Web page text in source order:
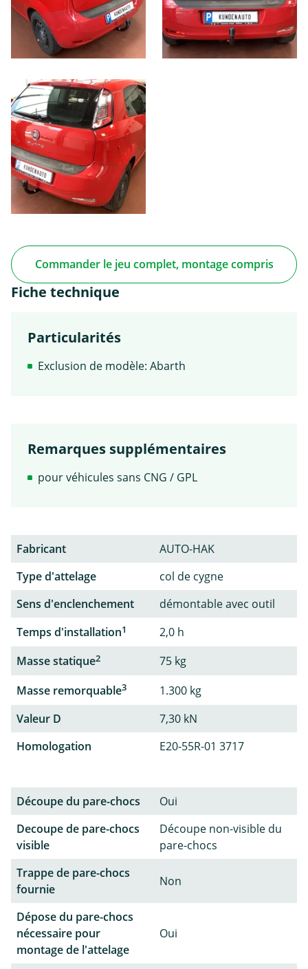
Commander le jeu complet, montage compris
Fiche technique
Particularités
Exclusion de modèle: Abarth
Remarques supplémentaires
pour véhicules sans CNG / GPL
Fabricant
AUTO-HAK
Type d'attelage
col de cygne
Sens d'enclenchement
démontable avec outil
Temps d'installation1
2,0 h
Masse statique2
75 kg
Masse remorquable3
1.300 kg
Valeur D
7,30 kN
Homologation
E20-55R-01 3717
Découpe du pare-chocs
Oui
Decoupe de pare-chocs
visible
Découpe non-visible du
pare-chocs
Trappe de pare-chocs
fournie
Non
Dépose du pare-chocs
nécessaire pour
montage de l'attelage
Oui